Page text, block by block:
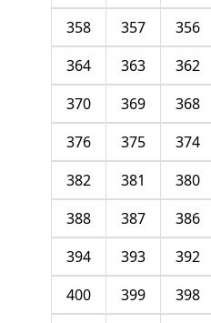
356
357
358
362
363
364
368
369
370
374
375
376
380
381
382
386
387
388
392
393
394
398
399
400